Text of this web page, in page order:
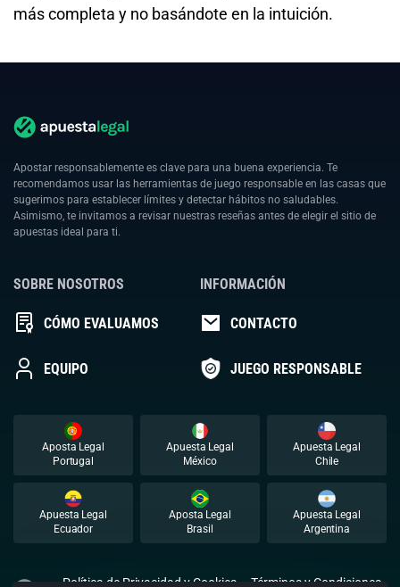
más completa y no basándote en la intuición.
Apostar responsablemente es clave para una buena experiencia. Te
recomendamos usar las herramientas de juego responsable en las casas que
sugerimos para establecer límites y detectar hábitos no saludables.
Asimismo, te invitamos a revisar nuestras reseñas antes de elegir el sitio de
apuestas ideal para ti.
SOBRE NOSOTROS
CÓMO EVALUAMOS
EQUIPO
INFORMACIÓN
CONTACTO
JUEGO RESPONSABLE
Aposta Legal
Portugal
Apuesta Legal
México
Apuesta Legal
Chile
Apuesta Legal
Ecuador
Aposta Legal
Brasil
Apuesta Legal
Argentina
Política de Privacidad y Cookies Términos y Condiciones